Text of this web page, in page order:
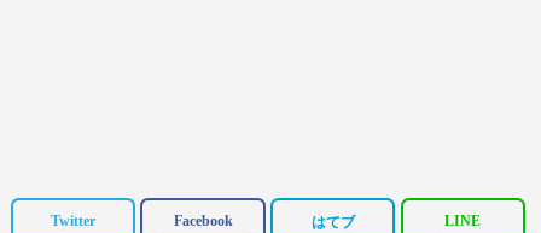
Twitter Facebook はてブ LINE